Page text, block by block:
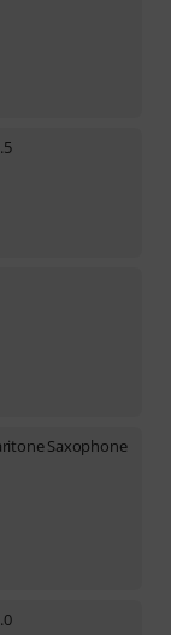
Saxophone